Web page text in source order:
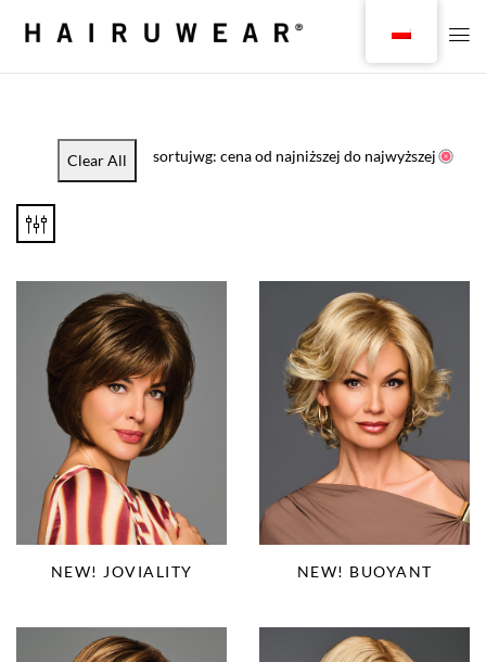
Clear All sortujwg: cena od najniższej do najwyższej
NEW! JOVIALITY NEW! BUOYANT